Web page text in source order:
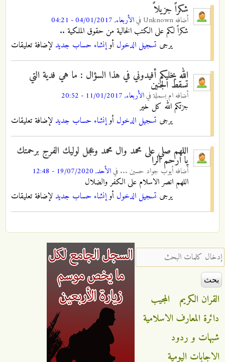
شكراً جزيلاً
أضافه Unknown فيالأربعاء, 04/01/2017 - 04:21
شكراً لكم على الكتب الخالية من حقوق الملكية ..
يرجى تسجيل الدخول أوإنشاء حساب جديد لإضافة تعليقات
الله يخليكم أفيدوني في هذا السؤال : ما هي فدية التي
تسقط الجنين
أضافه ام بسملةفيالأربعاء, 11/01/2017 - 20:52
جزتكم الله كل خير
يرجى تسجيل الدخول أوإنشاء حساب جديد لإضافة تعليقات
اللهم صلي على محمد وال محمد وعجل لوليك الفرج برحمتك
يا ارحم الرا
أضافهأيوب جواد حسين ... فيالأحد, 19/07/2020 - 12:48
اللهم انصر الاسلام على الكفر والضلال
يرجى تسجيل الدخول أوإنشاء حساب جديد لإضافة تعليقات
‏إدخال كلمات البحث ‏
القران الكريم
المجيب
دائرة المعارف الاسلامية
شبهات و ردود
الاجابات اليومية